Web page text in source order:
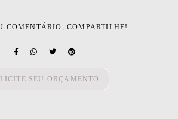
COMENTÁRIO, COMPARTILHE!
SEU ORÇAMENTO